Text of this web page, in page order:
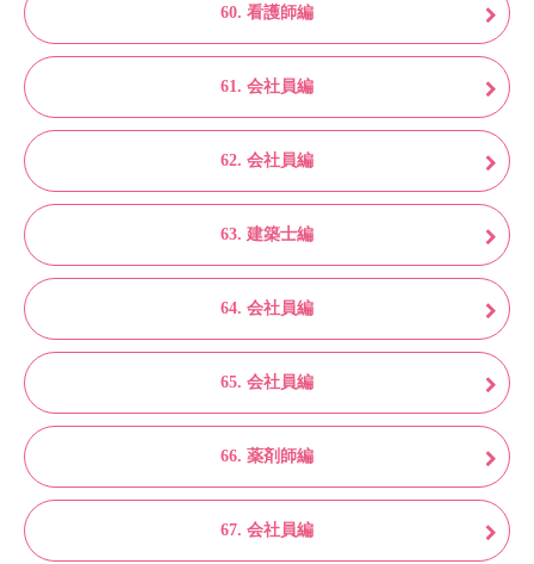
60. 看護師編
61. 会社員編
62. 会社員編
63. 建築士編
64. 会社員編
65. 会社員編
66. 薬剤師編
67. 会社員編